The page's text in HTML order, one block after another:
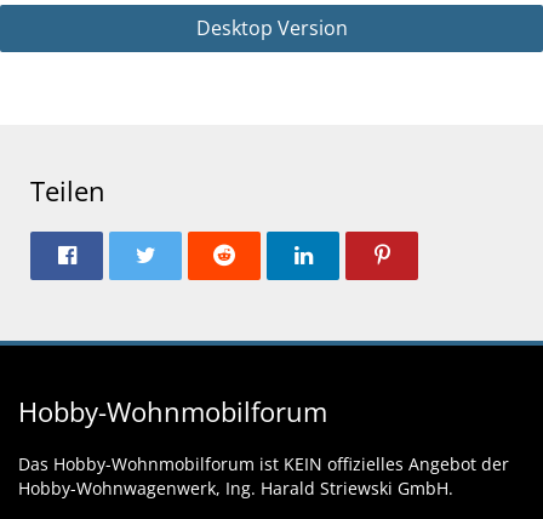
Desktop Version
Teilen
Hobby-Wohnmobilforum
Das Hobby-Wohnmobilforum ist KEIN offizielles Angebot der
Hobby-Wohnwagenwerk, Ing. Harald Striewski GmbH.